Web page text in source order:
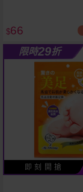
$66
限時29折
即 刻 開 搶